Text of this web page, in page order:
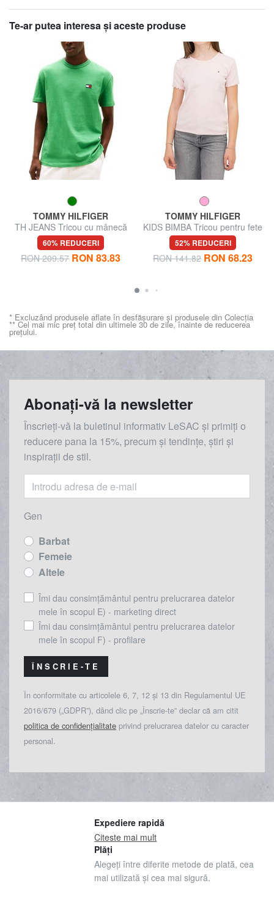
Te-ar putea interesa şi aceste produse
TOMMY HILFIGER
TH JEANS Tricou cu mânecă
scurtă și broderie cu logo
60% REDUCERI
RON 209.57 RON 83.83
TOMMY HILFIGER
KIDS BIMBA Tricou pentru fete
52% REDUCERI
RON 141.82 RON 68.23
* Excluzând produsele aflate în desfășurare și produsele din Colecția
** Cel mai mic preț total din ultimele 30 de zile, înainte de reducerea
prețului.
Abonați-vă la newsletter
Înscrieți-vă la buletinul informativ LeSAC și primiți o
reducere pana la 15%, precum și tendințe, știri și
inspirații de stil.
Gen
Barbat
Femeie
Altele
Îmi dau consimțământul pentru prelucrarea datelor
mele în scopul E) - marketing direct
Îmi dau consimțământul pentru prelucrarea datelor
mele în scopul F) - profilare
ÎNSCRIE-TE
În conformitate cu articolele 6, 7, 12 și 13 din Regulamentul UE
2016/679 („GDPR”), dând clic pe „Înscrie-te” declar că am citit
politica de confidențialitate privind prelucrarea datelor cu caracter
personal.
Expediere rapidă
Citeste mai mult
Plăți
Alegeți între diferite metode de plată, cea
mai utilizată și cea mai sigură.